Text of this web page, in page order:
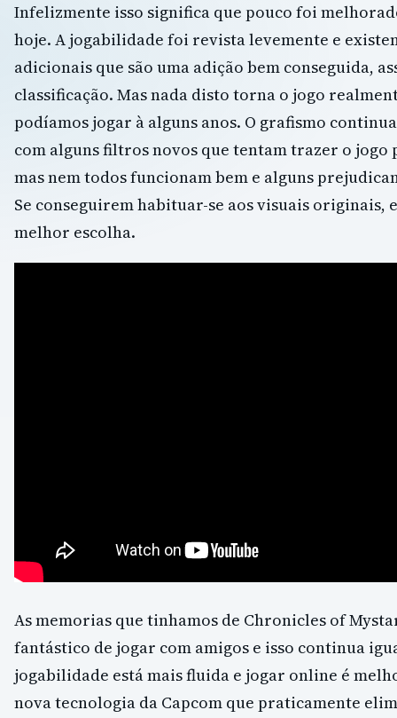
Infelizmente isso significa que pouco foi
hoje. A jogabilidade foi revista levemente e
adicionais que são uma adição bem conseguida,
classificação. Mas nada disto torna o jogo
podíamos jogar à alguns anos. O grafismo
com alguns filtros novos que tentam trazer o jogo
mas nem todos funcionam bem e alguns
Se conseguirem habituar-se aos visuais originais,
melhor escolha.
As memorias que tinhamos de Chronicles of
fantástico de jogar com amigos e isso continua
jogabilidade está mais fluida e jogar online é
nova tecnologia da Capcom que praticamente